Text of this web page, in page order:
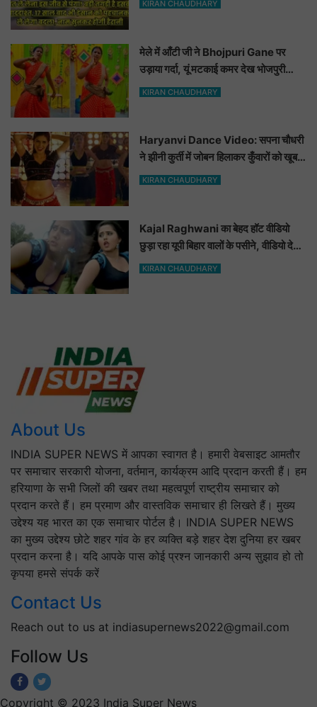
KIRAN CHAUDHARY
मेले में आँटी जी ने Bhojpuri Gane पर
उड़ाया गर्दा, यूं मटकाई कमर देख भोजपुरी
हसीनाएं भी शरमाई a
KIRAN CHAUDHARY
Haryanvi Dance Video: सपना चौधरी
ने झीनी कुर्ती में जोबन हिलाकर कुँवारों को खूब
ललचाया, यूट्यूब पर छाया Hot Dance
KIRAN CHAUDHARY
Kajal Raghwani का बेहद हॉट वीडियो
छुड़ा रहा यूपी बिहार वालों के पसीने, वीडियो देख
आप भी हो जाओगे बेकाबू
KIRAN CHAUDHARY
About Us
INDIA SUPER NEWS में आपका स्वागत है। हमारी वेबसाइट आमतौर
पर समाचार सरकारी योजना, वर्तमान, कार्यक्रम आदि प्रदान करती हैं। हम
हरियाणा के सभी जिलों की खबर तथा महत्वपूर्ण राष्ट्रीय समाचार को
प्रदान करते हैं। हम प्रमाण और वास्तविक समाचार ही लिखते हैं। मुख्य
उद्देश्य यह भारत का एक समाचार पोर्टल है। INDIA SUPER NEWS
का मुख्य उद्देश्य छोटे शहर गांव के हर व्यक्ति बड़े शहर देश दुनिया हर खबर
प्रदान करना है। यदि आपके पास कोई प्रश्न जानकारी अन्य सुझाव हो तो
कृपया हमसे संपर्क करें
Contact Us
Reach out to us at indiasupernews2022@gmail.com
Follow Us
Copyright © 2023 India Super News